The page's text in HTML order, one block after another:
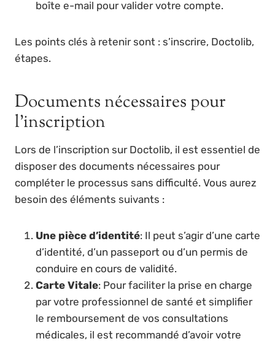
boîte e-mail pour valider votre compte.
Les points clés à retenir sont : s’inscrire, Doctolib,
étapes.
Documents nécessaires pour
l’inscription
Lors de l’inscription sur Doctolib, il est essentiel de
disposer des documents nécessaires pour
compléter le processus sans difficulté. Vous aurez
besoin des éléments suivants :
Une pièce d’identité: Il peut s’agir d’une carte
d’identité, d’un passeport ou d’un permis de
conduire en cours de validité.
Carte Vitale: Pour faciliter la prise en charge
par votre professionnel de santé et simplifier
le remboursement de vos consultations
médicales, il est recommandé d’avoir votre